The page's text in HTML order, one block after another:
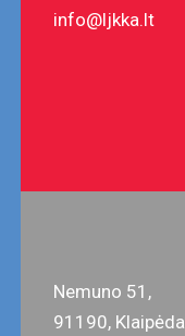
info@ljkka.lt
Nemuno 51,
91190, Klaipėda